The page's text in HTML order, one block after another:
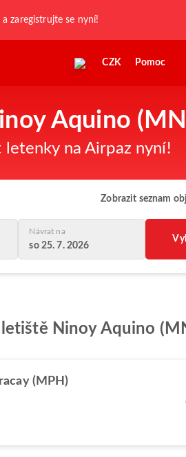
zaregistrujte se nyní!
CZK Pomoc
Aquino
na Airpaz nyní!
Zobrazit seznam
Návrat na
so 25. 7. 2026
Ninoy Aquino
(MPH)